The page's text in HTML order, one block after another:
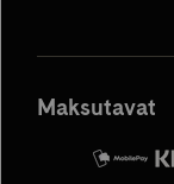
Maksutavat